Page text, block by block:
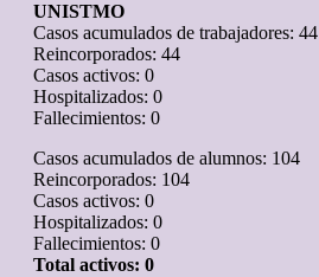
UNISTMO
Casos acumulados de trabajadores: 44
Reincorporados: 44
Casos activos: 0
Hospitalizados: 0
Fallecimientos: 0
Casos acumulados de alumnos: 104
Reincorporados: 104
Casos activos: 0
Hospitalizados: 0
Fallecimientos: 0
Total activos: 0